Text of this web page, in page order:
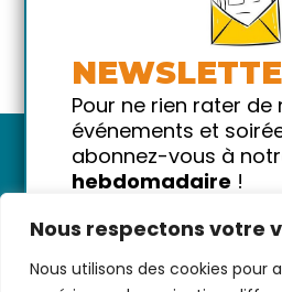
Nous respectons votre
Nous utilisons des cookies pour
Pour ne rien rater de
événements et
abonnez-vous à
hebdomadaire !
!
Votre email